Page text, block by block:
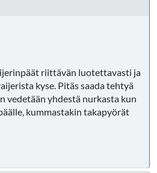
riittävän luotettavasti ja
kyse. Pitäs saada tehtyä
vedetään yhdestä nurkasta kun
kummastakin takapyörät